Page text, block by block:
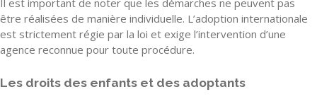
Il est important de noter que les démarches ne peuvent pas
être réalisées de manière individuelle. L’adoption internationale
est strictement régie par la loi et exige l’intervention d’une
agence reconnue pour toute procédure.
Les droits des enfants et des adoptants